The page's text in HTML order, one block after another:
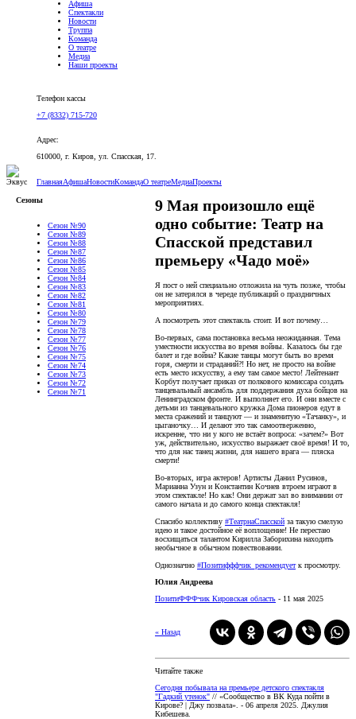
Афиша
Спектакли
Новости
Труппа
Команда
О театре
Медиа
Наши проекты
Телефон кассы
+7 (8332) 715-720
Адрес:
610000, г. Киров, ул. Спасская, 17.
ГлавнаяАфишаНовостиКомандаО театреМедиаПроекты
Сезоны
Сезон №90
Сезон №89
Сезон №88
Сезон №87
Сезон №86
Сезон №85
Сезон №84
Сезон №83
Сезон №82
Сезон №81
Сезон №80
Сезон №79
Сезон №78
Сезон №77
Сезон №76
Сезон №75
Сезон №74
Сезон №73
Сезон №72
Сезон №71
9 Мая произошло ещё
одно событие: Театр на
Спасской представил
премьеру «Чадо моё»
Я пост о ней специально отложила на чуть позже, чтобы
он не затерялся в череде публикаций о праздничных
мероприятиях.
А посмотреть этот спектакль стоит. И вот почему…
Во-первых, сама постановка весьма неожиданная. Тема
уместности искусства во время войны. Казалось бы где
балет и где война? Какие танцы могут быть во время
горя, смерти и страданий?! Но нет, не просто на войне
есть место искусству, а ему там самое место! Лейтенант
Корбут получает приказ от полкового комиссара создать
танцевальный ансамбль для поддержания духа бойцов на
Ленинградском фронте. И выполняет его. И они вместе с
детьми из танцевального кружка Дома пионеров едут в
места сражений и танцуют — и знаменитую «Тачанку», и
цыганочку… И делают это так самоотверженно,
искренне, что ни у кого не встаёт вопроса: «зачем?» Вот
уж, действительно, искусство выражает своё время! И то,
что для нас танец жизни, для нашего врага — пляска
смерти!
Во-вторых, игра актеров! Артисты Данил Русинов,
Марианна Узун и Константин Кочнев втроем играют в
этом спектакле! Но как! Они держат зал во внимании от
самого начала и до самого конца спектакля!
Спасибо коллективу #ТеатрнаСпасской за такую смелую
идею и такое достойное её воплощение! Не перестаю
восхищаться талантом Кирилла Заборихина находить
необычное в обычном повествовании.
Однозначно #Позитифффчик_рекомендуетк просмотру.
Юлия Андреева
ПозитиФФФчик Кировская область - 11 мая 2025
« Назад
Читайте также
Сегодня побывала на премьере детского спектакля
"Гадкий утенок" // «Сообщество в ВК Куда пойти в
Кирове? | Джу позвала». - 06 апреля 2025. Джулия
Кибешева.